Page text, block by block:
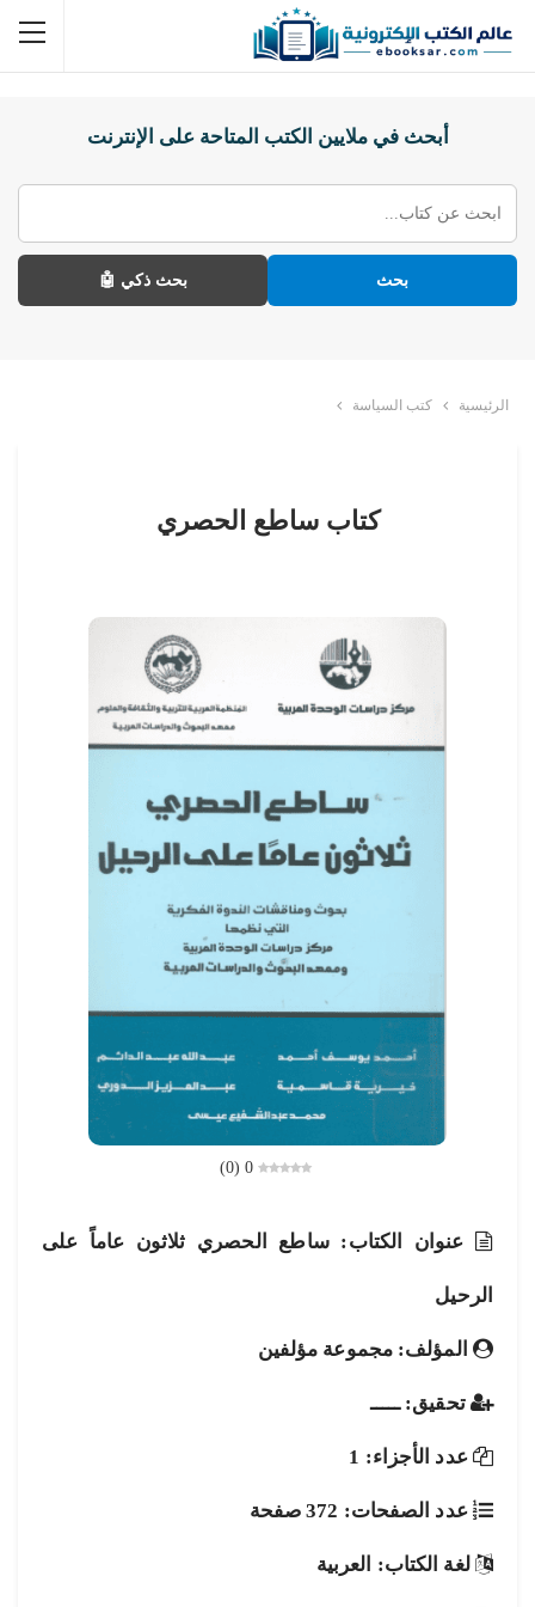
أبحث في ملايين الكتب المتاحة على الإنترنت
بحث بحث ذكي 🤖
الرئيسية كتب السياسة
كتاب ساطع الحصري
0
(
0
)
عنوان الكتاب: ساطع الحصري ثلاثون عاماً على
الرحيل
المؤلف: مجموعة مؤلفين
تحقيق: ـــــ
عدد الأجزاء: 1
عدد الصفحات: 372 صفحة
لغة الكتاب: العربية